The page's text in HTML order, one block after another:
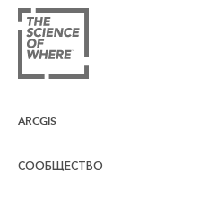
ARCGIS
Обзор ArcGIS
СООБЩЕСТВО